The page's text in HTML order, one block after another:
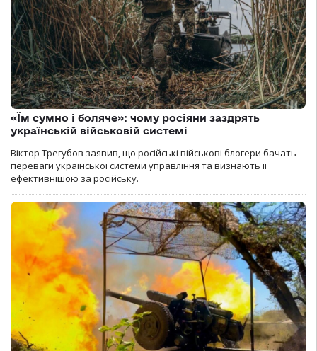
«Їм сумно і боляче»: чому росіяни заздрять
українській військовій системі
Віктор Трегубов заявив, що російські військові блогери бачать
переваги української системи управління та визнають її
ефективнішою за російську.